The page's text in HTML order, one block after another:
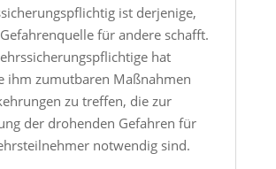
ist derjenige,
für andere schafft.
hat
ihm zumutbaren Maßnahmen
zu treffen, die zur
der drohenden Gefahren für
notwendig sind.